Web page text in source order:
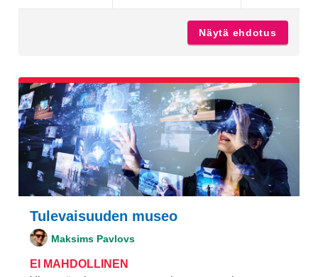
Näytä ehdotus
Tulevaisuuden museo
Maksims Pavlovs
EI MAHDOLLINEN